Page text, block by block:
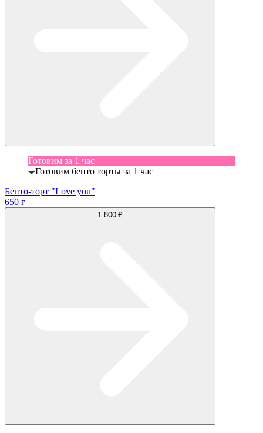
Готовим за 1 час
Готовим бенто торты за 1 час
Бенто-торт "Love you"
650 г
1 800 ₽